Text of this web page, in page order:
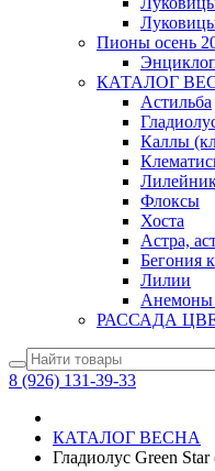
Пионы осень
КАТАЛОГ
Астильба
Каллы
Флоксы
Хоста
Астра,
Бегония
Лилии
Анемоны
РАССАДА
8 (926) 131-39-33
КАТАЛОГ ВЕСНА
Гладиолус Green